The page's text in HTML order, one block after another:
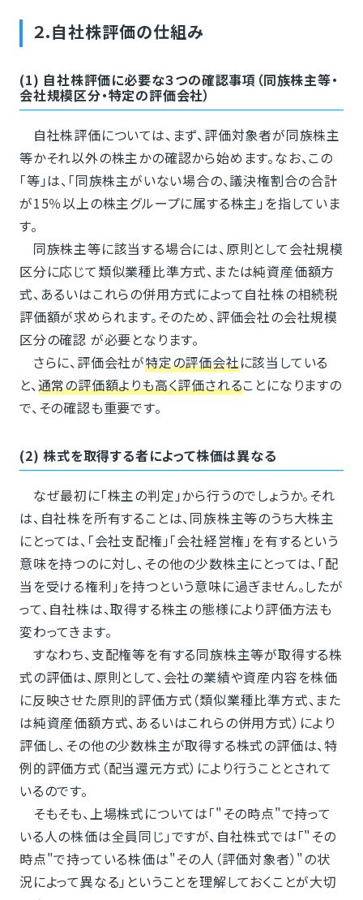
２.自社株評価の仕組み
(1) 自社株評価に必要な３つの確認事項（同族株主等・
会社規模区分・特定の評価会社）
自社株評価については、まず、評価対象者が同族株主
等かそれ以外の株主かの確認から始めます。なお、この
「等」は、「同族株主がいない場合の、議決権割合の合計
が15％以上の株主グループに属する株主」を指していま
す。
同族株主等に該当する場合には、原則として会社規模
区分に応じて類似業種比準方式、または純資産価額方
式、あるいはこれらの併用方式によって自社株の相続税
評価額が求められます。そのため、評価会社の会社規模
区分の確認 が必要となります。
さらに、評価会社が特定の評価会社に該当している
と、通常の評価額よりも高く評価されることになりますの
で、その確認も重要です。
(2) 株式を取得する者によって株価は異なる
なぜ最初に「株主の判定」から行うのでしょうか。それ
は、自社株を所有することは、同族株主等のうち大株主
にとっては、｢会社支配権」「会社経営権」を有するという
意味を持つのに対し、その他の少数株主にとっては、「配
当を受ける権利」を持つという意味に過ぎません。したが
って、自社株は、取得する株主の態様により評価方法も
変わってきます。
すなわち、支配権等を有する同族株主等が取得する株
式の評価は、原則として、会社の業績や資産内容を株価
に反映させた原則的評価方式（類似業種比準方式、また
は純資産価額方式、あるいはこれらの併用方式）により
評価し、その他の少数株主が取得する株式の評価は、特
例的評価方式（配当還元方式）により行うこととされて
いるのです。
そもそも、上場株式については「"その時点"で持って
いる人の株価は全員同じ」ですが、自社株式では「"その
時点"で持っている株価は"その人（評価対象者）"の状
況によって異なる」ということを理解しておくことが大切